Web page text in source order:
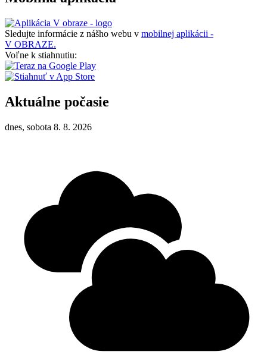
Sledujte informácie z nášho webu v mobilnej aplikácii -
V OBRAZE.
Voľne k stiahnutiu:
Aktuálne počasie
dnes, sobota 8. 8. 2026